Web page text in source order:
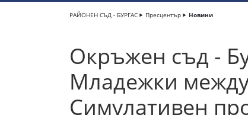
РАЙОНЕН СЪД - БУРГАС Пресцентър Новини
Окръжен съд -
Младежки
Симулативен